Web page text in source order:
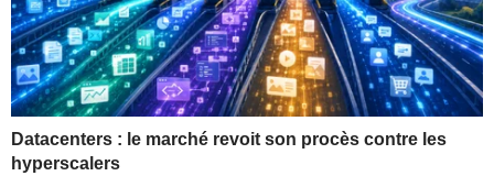
Datacenters : le marché revoit son procès contre les
hyperscalers